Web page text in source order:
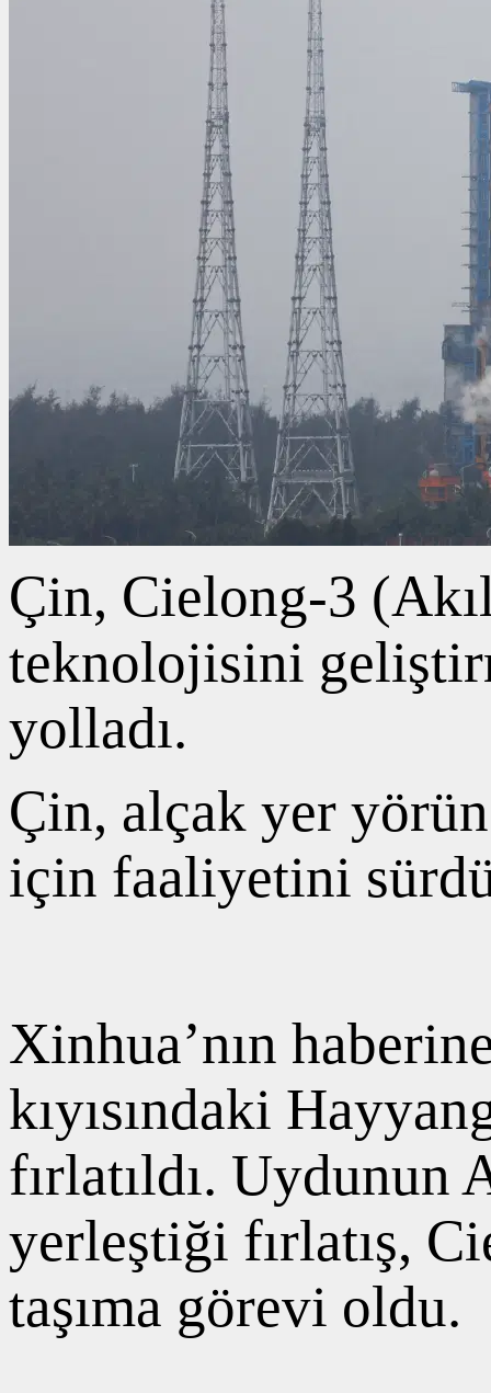
Çin, Cielong-3
teknolojisini
yolladı.
Çin, alçak yer
için faaliyetini
Xinhua’nın
kıyısındaki
fırlatıldı. Uydunun
yerleştiği fırlatış,
taşıma görevi oldu.